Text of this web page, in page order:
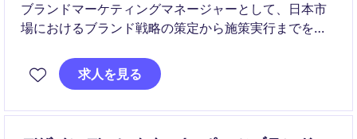
ブランドマーケティングマネージャーとして、日本市
場におけるブランド戦略の策定から施策実行までを担
イズ、日本市場のユーザー分析、メディアプランニン
グ、広告代理店との連携を通じて、統合的なブランド
求人を見る